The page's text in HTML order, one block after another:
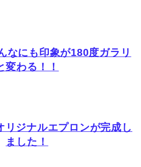
なにも印象が180度ガラリ
変わる！！
ジナルエプロンが完成し
ました！